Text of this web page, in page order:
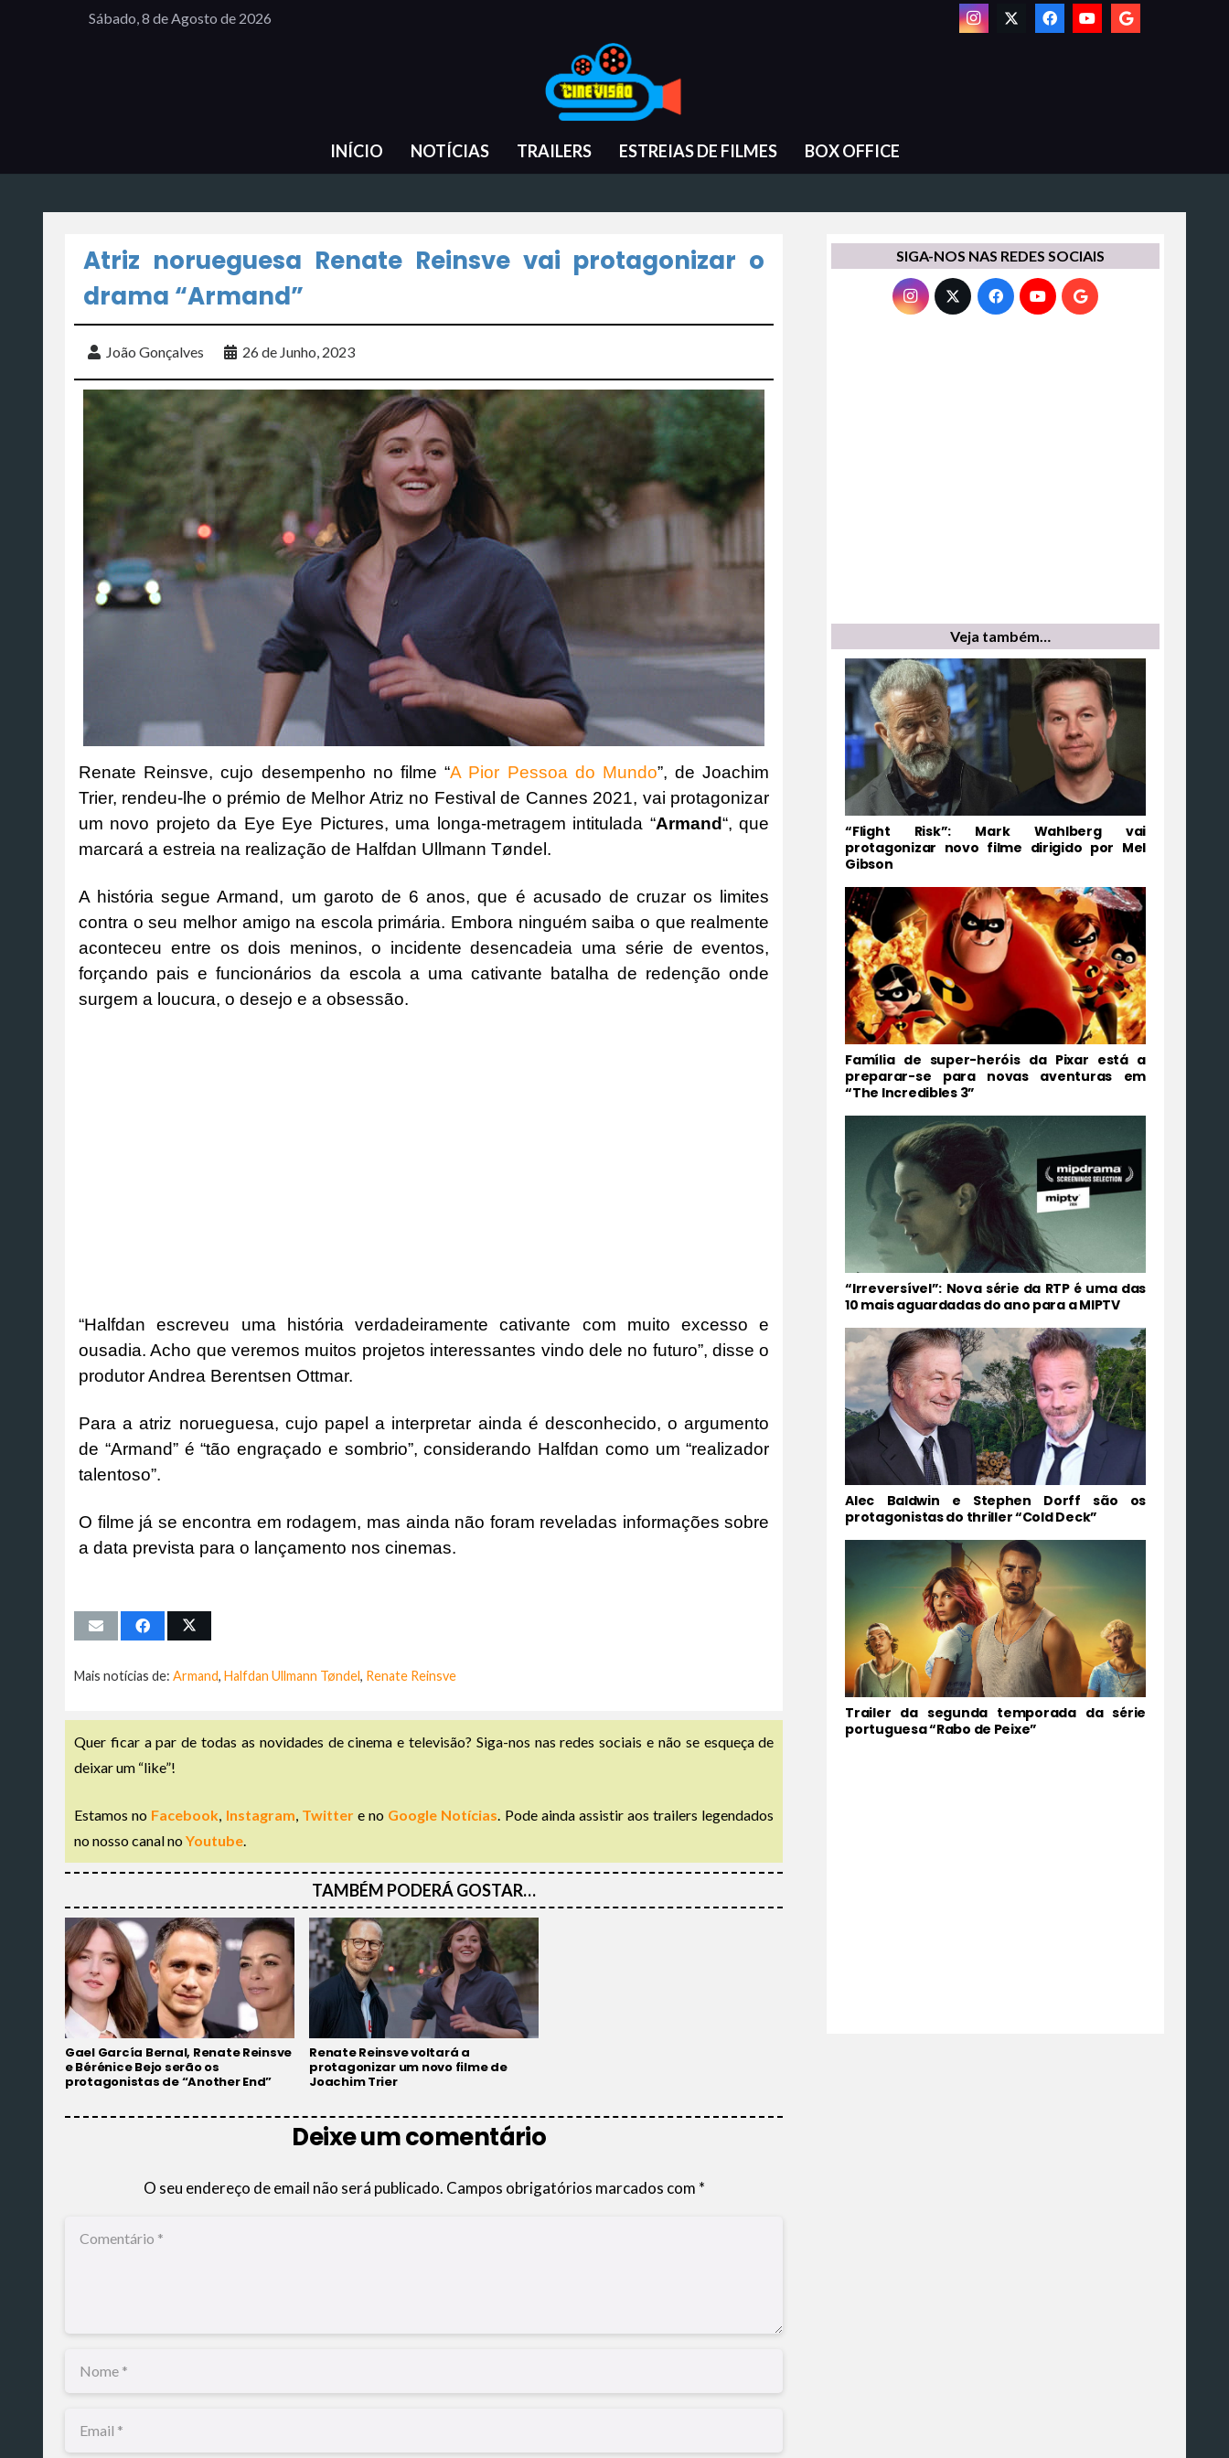
Sábado, 8 de Agosto de 2026
INÍCIO NOTÍCIAS TRAILERS ESTREIAS DE FILMES BOX OFFICE
Atriz norueguesa Renate Reinsve vai protagonizar o
drama “Armand”
João Gonçalves 26 de Junho, 2023
Renate Reinsve, cujo desempenho no filme “A Pior Pessoa do Mundo”, de Joachim
Trier, rendeu-lhe o prémio de Melhor Atriz no Festival de Cannes 2021, vai protagonizar
um novo projeto da Eye Eye Pictures, uma longa-metragem intitulada “Armand“, que
marcará a estreia na realização de Halfdan Ullmann Tøndel.
A história segue Armand, um garoto de 6 anos, que é acusado de cruzar os limites
contra o seu melhor amigo na escola primária. Embora ninguém saiba o que realmente
aconteceu entre os dois meninos, o incidente desencadeia uma série de eventos,
forçando pais e funcionários da escola a uma cativante batalha de redenção onde
surgem a loucura, o desejo e a obsessão.
“Halfdan escreveu uma história verdadeiramente cativante com muito excesso e
ousadia. Acho que veremos muitos projetos interessantes vindo dele no futuro”, disse o
produtor Andrea Berentsen Ottmar.
Para a atriz norueguesa, cujo papel a interpretar ainda é desconhecido, o argumento
de “Armand” é “tão engraçado e sombrio”, considerando Halfdan como um “realizador
talentoso”.
O filme já se encontra em rodagem, mas ainda não foram reveladas informações sobre
a data prevista para o lançamento nos cinemas.
Mais notícias de: Armand, Halfdan Ullmann Tøndel, Renate Reinsve
Quer ficar a par de todas as novidades de cinema e televisão? Siga-nos nas redes sociais e não se esqueça de
deixar um “like”!
Estamos no Facebook, Instagram, Twittere no Google Notícias. Pode ainda assistir aos trailers legendados
no nosso canal noYoutube.
TAMBÉM PODERÁ GOSTAR…
Gael García Bernal, Renate Reinsve
e Bérénice Bejo serão os
protagonistas de “Another End”
Renate Reinsve voltará a
protagonizar um novo filme de
Joachim Trier
Deixe um comentário
O seu endereço de email não será publicado. Campos obrigatórios marcados com *
SIGA-NOS NAS REDES SOCIAIS
Veja também…
“Flight Risk”: Mark Wahlberg vai
protagonizar novo filme dirigido por Mel
Gibson
Família de super-heróis da Pixar está a
preparar-se para novas aventuras em
“The Incredibles 3”
“Irreversível”: Nova série da RTP é uma das
10 mais aguardadas do ano para a MIPTV
Alec Baldwin e Stephen Dorff são os
protagonistas do thriller “Cold Deck”
Trailer da segunda temporada da série
portuguesa “Rabo de Peixe”